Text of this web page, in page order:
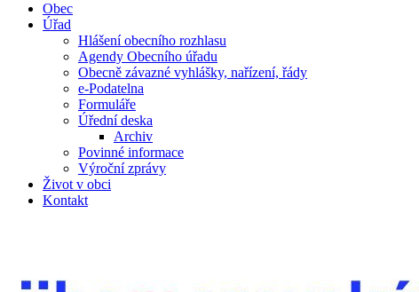
Obec
Úřad
Hlášení obecního rozhlasu
Agendy Obecního úřadu
Obecně závazné vyhlášky, nařízení, řády
e-Podatelna
Formuláře
Úřední deska
Archiv
Povinné informace
Výroční zprávy
Život v obci
Kontakt